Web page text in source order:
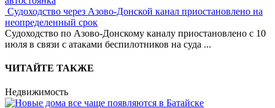
Судоходство через Азово-Донской канал приостановлено на
неопределенный срок
Судоходство по Азово-Донскому каналу приостановлено с 10
июля в связи с атаками беспилотников на суда ...
ЧИТАЙТЕ ТАКЖЕ
Недвижимость